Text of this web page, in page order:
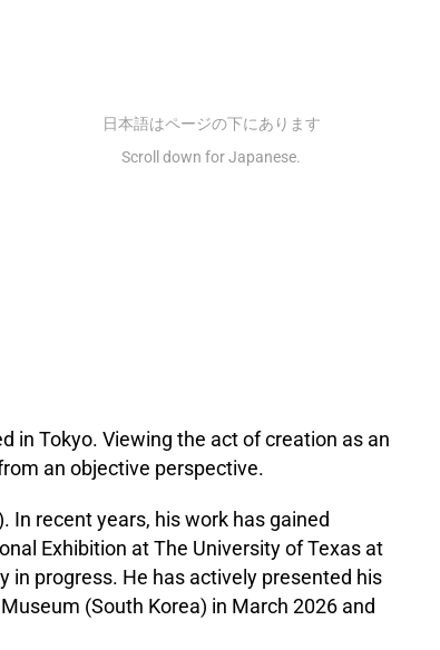
日本語はページの下にあります
Scroll down for Japanese.
in Tokyo. Viewing the act of creation as an
an objective perspective.
In recent years, his work has gained
Exhibition at The University of Texas at
in progress. He has actively presented his
(South Korea) in March 2026 and